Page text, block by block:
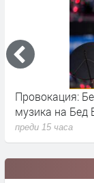
Провокация:
музика на Бед
преди 15 часа